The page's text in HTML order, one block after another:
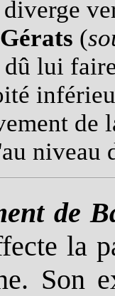
(
dû lui
de
de
la
Son